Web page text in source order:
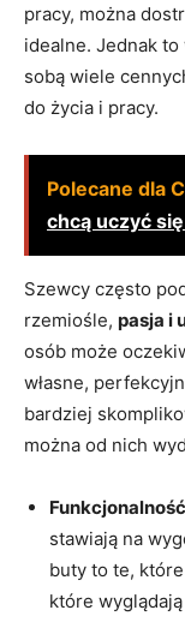
pracy, można
idealne. Jednak to
sobą wiele
do życia i pracy.
Polecane dla
chcą uczyć
Szewcy często
rzemiośle, pasja i
osób może
własne,
bardziej
można od nich
stawiają na
buty to te,
które